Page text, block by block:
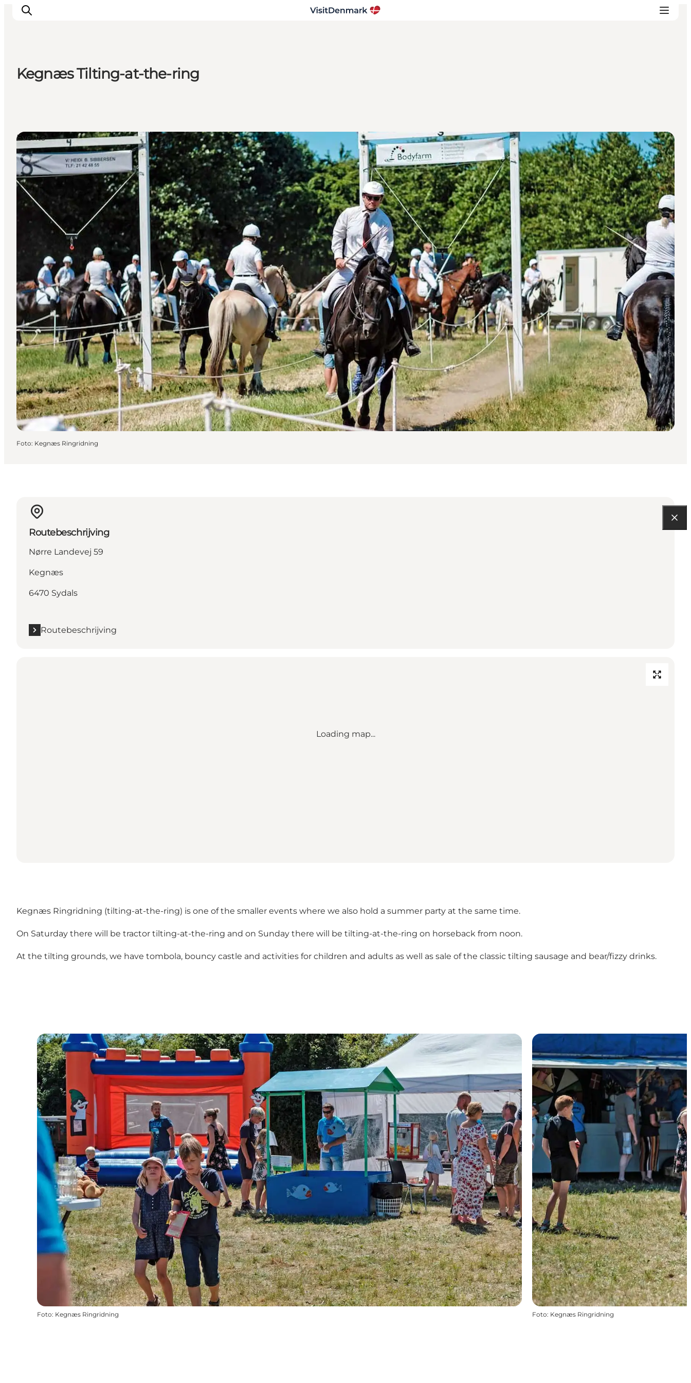
Accommodaties
Plan je reis
Kegnæs Tilting-at-the-ring
Events
Foto: Kegnæs Ringridning
Routebeschrijving
Nørre Landevej 59
Kegnæs
6470 Sydals
Routebeschrijving
Loading map...
Kegnæs Ringridning (tilting-at-the-ring) is one of the smaller events where we also hold a summer party at the same time.
On Saturday there will be tractor tilting-at-the-ring and on Sunday there will be tilting-at-the-ring on horseback from noon.
At the tilting grounds, we have tombola, bouncy castle and activities for children and adults as well as sale of the classic tilting sausage and bear/fizzy drinks.
Foto: Kegnæs Ringridning Foto: Kegnæs Ringridning